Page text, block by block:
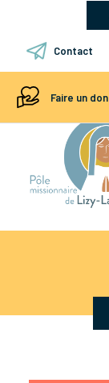
Contact
Faire un don